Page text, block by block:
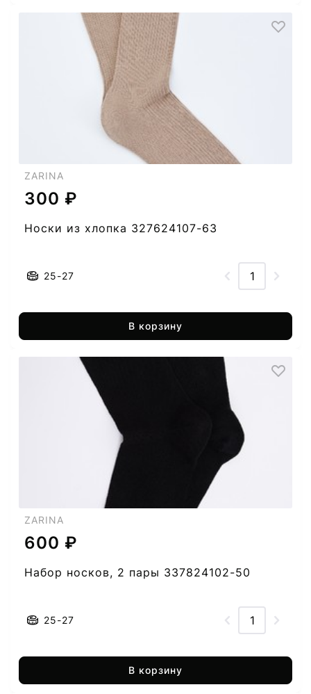
ZARINA
300 ₽
Носки из хлопка 327624107-63
25-27
В корзину
ZARINA
600 ₽
Набор носков, 2 пары 337824102-50
25-27
В корзину